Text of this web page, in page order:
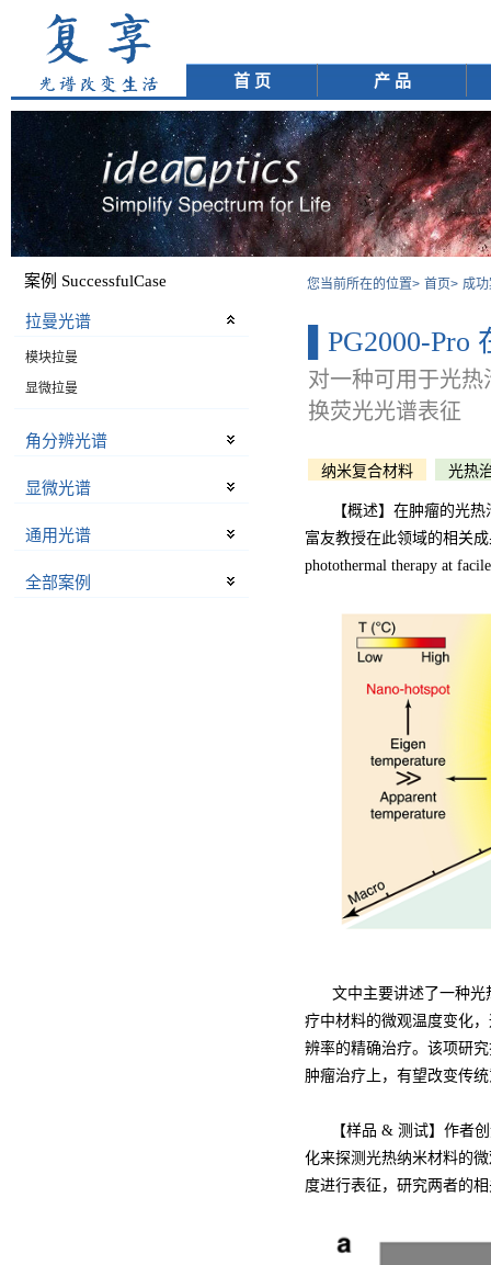
首 页 产 品
案例 SuccessfulCase
拉曼光谱
模块拉曼
显微拉曼
角分辨光谱
显微光谱
通用光谱
全部案例
您当前所在的位置> 首页> 成
▌PG2000-
对一种可用于光热
换荧光光谱表征
纳米复合材料 光热
【概述】在肿瘤的光
富友教授在此领域的相关成
photothermal therapy at
文中主要讲述了一种
疗中材料的微观温度变化
辨率的精确治疗。该项研
肿瘤治疗上，有望改变传
【样品 & 测试】作者创
化来探测光热纳米材料的
度进行表征，研究两者的